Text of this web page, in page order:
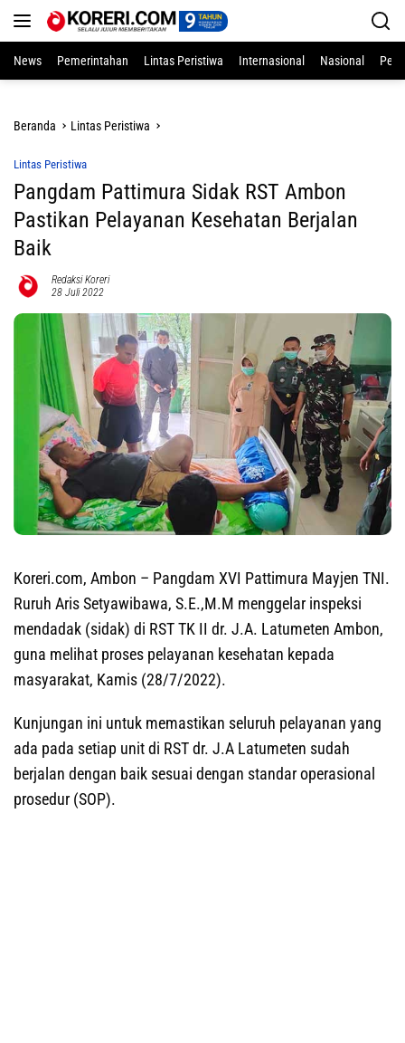
News
Pemerintahan Lintas Peristiwa Internasional Nasional
Beranda Lintas Peristiwa
Lintas Peristiwa
Pangdam Pattimura Sidak RST Ambon
Pastikan Pelayanan Kesehatan Berjalan
Baik
Redaksi Koreri
28 Juli 2022
Koreri.com, Ambon – Pangdam XVI Pattimura Mayjen TNI.
Ruruh Aris Setyawibawa, S.E.,M.M menggelar inspeksi
mendadak (sidak) di RST TK II dr. J.A. Latumeten Ambon,
guna melihat proses pelayanan kesehatan kepada
masyarakat, Kamis (28/7/2022).
Kunjungan ini untuk memastikan seluruh pelayanan yang
ada pada setiap unit di RST dr. J.A Latumeten sudah
berjalan dengan baik sesuai dengan standar operasional
prosedur (SOP).